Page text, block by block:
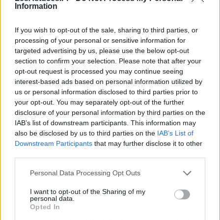
Information
If you wish to opt-out of the sale, sharing to third parties, or
processing of your personal or sensitive information for
targeted advertising by us, please use the below opt-out
section to confirm your selection. Please note that after your
opt-out request is processed you may continue seeing
interest-based ads based on personal information utilized by
us or personal information disclosed to third parties prior to
your opt-out. You may separately opt-out of the further
disclosure of your personal information by third parties on the
IAB’s list of downstream participants. This information may
also be disclosed by us to third parties on the IAB’s List of
Downstream Participants that may further disclose it to other
Personal Data Processing Opt Outs
I want to opt-out of the Sharing of my
personal data.
Opted In
de guêpe par le passé, il y a de fortes chances que
vous soyez allergique.
Que faire après une piqûre de guêpe
? Les premiers secours
Une guêpe vous a piqué et vous vous demandez quoi
faire ensuite ? Ne vous inquiétez pas, on est là pour
vous guider !